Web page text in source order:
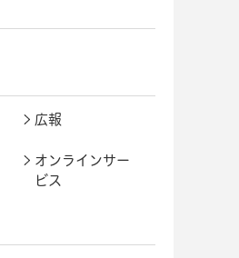
広報
オンラインサー
ビス